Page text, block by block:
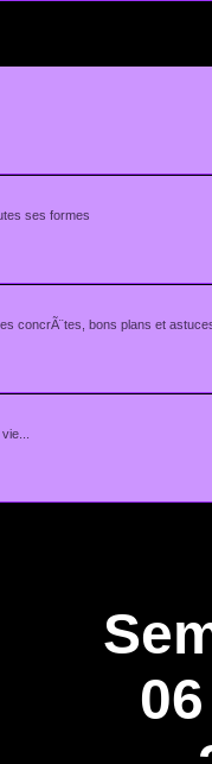
ses formes
concrÃ¨tes, bons plans et